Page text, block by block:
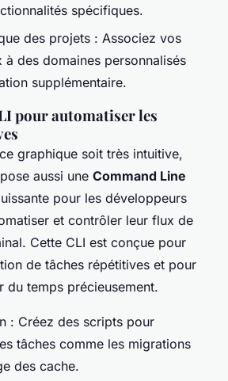
spécifiques.
des projets : Associez vos
à des domaines personnalisés
supplémentaire.
pour automatiser les
graphique soit très intuitive,
aussi une Command Line
pour les développeurs
et contrôler leur flux de
Cette CLI est conçue pour
de tâches répétitives et pour
du temps précieusement.
: Créez des scripts pour
tâches comme les migrations
des cache.